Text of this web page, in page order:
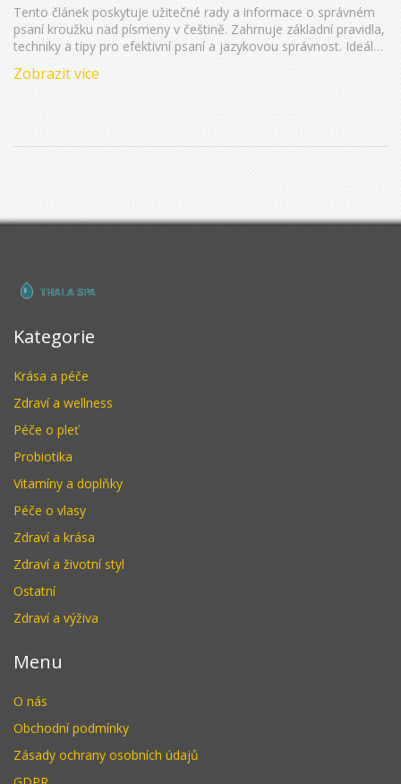
Tento článek poskytuje užitečné rady a informace o správném
psaní kroužku nad písmeny v češtině. Zahrnuje základní pravidla,
techniky a tipy pro efektivní psaní a jazykovou správnost. Ideální
českého pravopisu.
Zobrazit více
Kategorie
Krása a péče
Zdraví a wellness
Péče o pleť
Probiotika
Vitamíny a doplňky
Péče o vlasy
Zdraví a krása
Zdraví a životní styl
Ostatní
Zdraví a výživa
Menu
O nás
Obchodní podmínky
Zásady ochrany osobních údajů